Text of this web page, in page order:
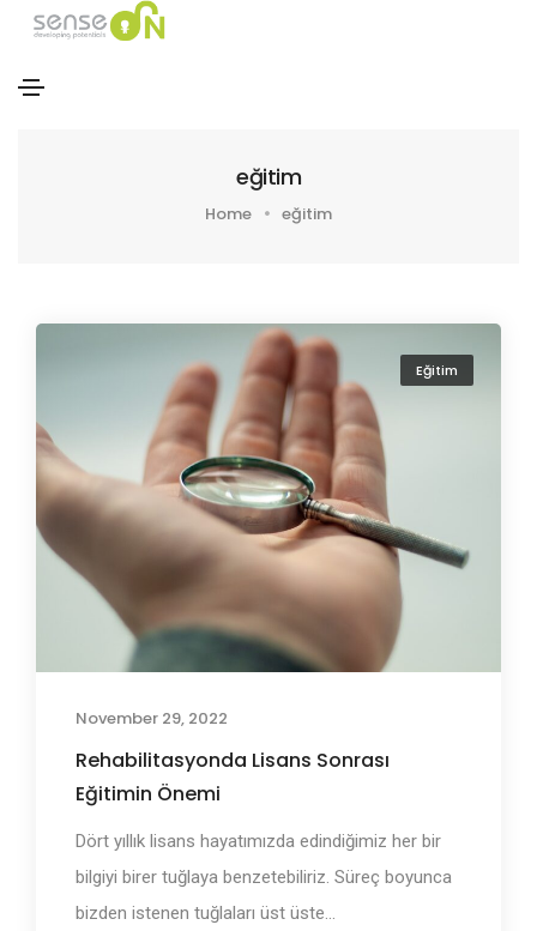
eğitim
Home eğitim
Eğitim
November 29, 2022
Rehabilitasyonda Lisans Sonrası
Eğitimin Önemi
Dört yıllık lisans hayatımızda edindiğimiz her bir
bilgiyi birer tuğlaya benzetebiliriz. Süreç boyunca
bizden istenen tuğlaları üst üste...